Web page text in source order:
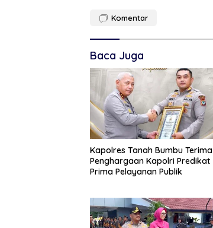
Komentar
Baca Juga
Kapolres Tanah Bumbu Terima
Penghargaan Kapolri Predikat
Prima Pelayanan Publik